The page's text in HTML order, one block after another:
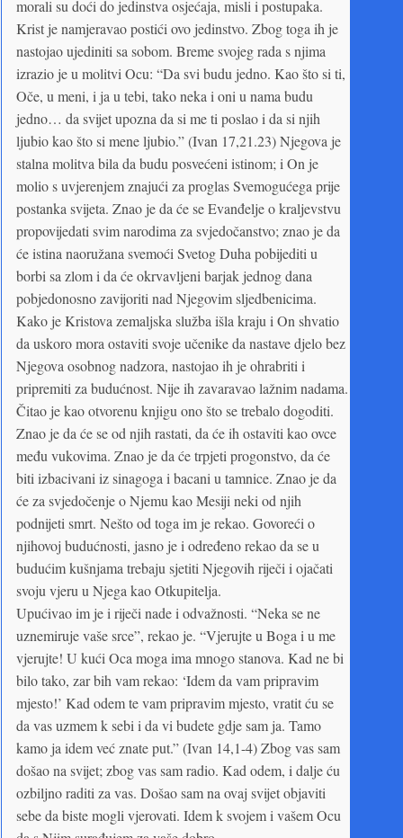
morali su doći do jedinstva osjećaja, misli i postupaka.
Krist je namjeravao postići ovo jedinstvo. Zbog toga ih je
nastojao ujediniti sa sobom. Breme svojeg rada s njima
izrazio je u molitvi Ocu: “Da svi budu jedno. Kao što si ti,
Oče, u meni, i ja u tebi, tako neka i oni u nama budu
jedno… da svijet upozna da si me ti poslao i da si njih
ljubio kao što si mene ljubio.” (Ivan 17,21.23) Njegova je
stalna molitva bila da budu posvećeni istinom; i On je
molio s uvjerenjem znajući za proglas Svemogućega prije
postanka svijeta. Znao je da će se Evanđelje o kraljevstvu
propovijedati svim narodima za svjedočanstvo; znao je da
će istina naoružana svemoći Svetog Duha pobijediti u
borbi sa zlom i da će okrvavljeni barjak jednog dana
pobjedonosno zavijoriti nad Njegovim sljedbenicima.
Kako je Kristova zemaljska služba išla kraju i On shvatio
da uskoro mora ostaviti svoje učenike da nastave djelo bez
Njegova osobnog nadzora, nastojao ih je ohrabriti i
pripremiti za budućnost. Nije ih zavaravao lažnim nadama.
Čitao je kao otvorenu knjigu ono što se trebalo dogoditi.
Znao je da će se od njih rastati, da će ih ostaviti kao ovce
među vukovima. Znao je da će trpjeti progonstvo, da će
biti izbacivani iz sinagoga i bacani u tamnice. Znao je da
će za svjedočenje o Njemu kao Mesiji neki od njih
podnijeti smrt. Nešto od toga im je rekao. Govoreći o
njihovoj budućnosti, jasno je i određeno rekao da se u
budućim kušnjama trebaju sjetiti Njegovih riječi i ojačati
svoju vjeru u Njega kao Otkupitelja.
Upućivao im je i riječi nade i odvažnosti. “Neka se ne
uznemiruje vaše srce”, rekao je. “Vjerujte u Boga i u me
vjerujte! U kući Oca moga ima mnogo stanova. Kad ne bi
bilo tako, zar bih vam rekao: ‘Idem da vam pripravim
mjesto!’ Kad odem te vam pripravim mjesto, vratit ću se
da vas uzmem k sebi i da vi budete gdje sam ja. Tamo
kamo ja idem već znate put.” (Ivan 14,1-4) Zbog vas sam
došao na svijet; zbog vas sam radio. Kad odem, i dalje ću
ozbiljno raditi za vas. Došao sam na ovaj svijet objaviti
sebe da biste mogli vjerovati. Idem k svojem i vašem Ocu